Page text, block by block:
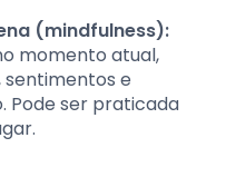
(mindfulness):
momento atual,
e
Pode ser praticada